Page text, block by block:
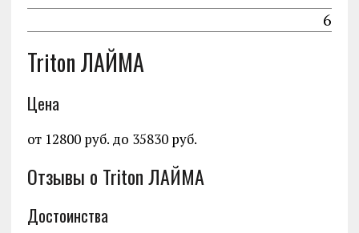
6
Triton ЛАЙМА
Цена
от 12800 руб. до 35830 руб.
Отзывы о Triton ЛАЙМА
Достоинства